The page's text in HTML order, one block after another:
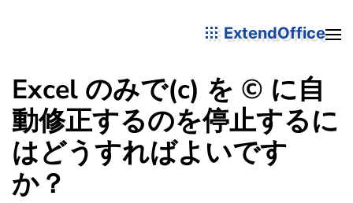
ExtendOffice
Excel のみで(c) を © に自
動修正するのを停止するに
はどうすればよいです
か？